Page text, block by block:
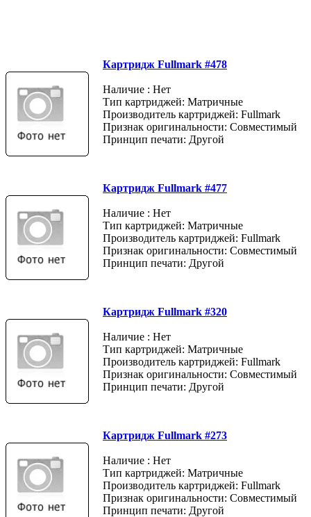
Картридж Fullmark #478
Наличие : Нет
Тип картриджей: Матричные
Производитель картриджей: Fullmark
Признак оригинальности: Совместимый
Принцип печати: Другой
Картридж Fullmark #477
Наличие : Нет
Тип картриджей: Матричные
Производитель картриджей: Fullmark
Признак оригинальности: Совместимый
Принцип печати: Другой
Картридж Fullmark #320
Наличие : Нет
Тип картриджей: Матричные
Производитель картриджей: Fullmark
Признак оригинальности: Совместимый
Принцип печати: Другой
Картридж Fullmark #273
Наличие : Нет
Тип картриджей: Матричные
Производитель картриджей: Fullmark
Признак оригинальности: Совместимый
Принцип печати: Другой